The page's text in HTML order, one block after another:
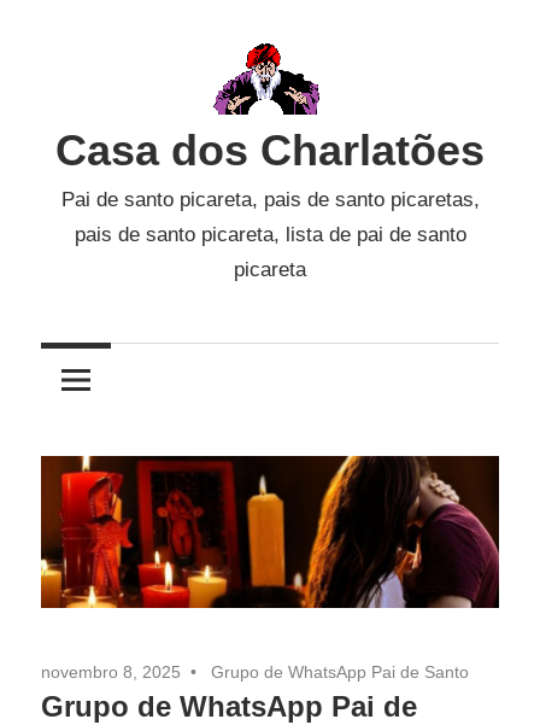
Casa dos Charlatões
Pai de santo picareta, pais de santo picaretas,
pais de santo picareta, lista de pai de santo
picareta
novembro 8, 2025 Grupo de WhatsApp Pai de Santo
Grupo de WhatsApp Pai de